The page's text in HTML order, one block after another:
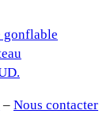
– Nous contacter